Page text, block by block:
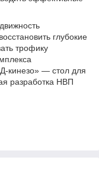
глубокие
трофику
кинезо» — стол для
разработка НВП